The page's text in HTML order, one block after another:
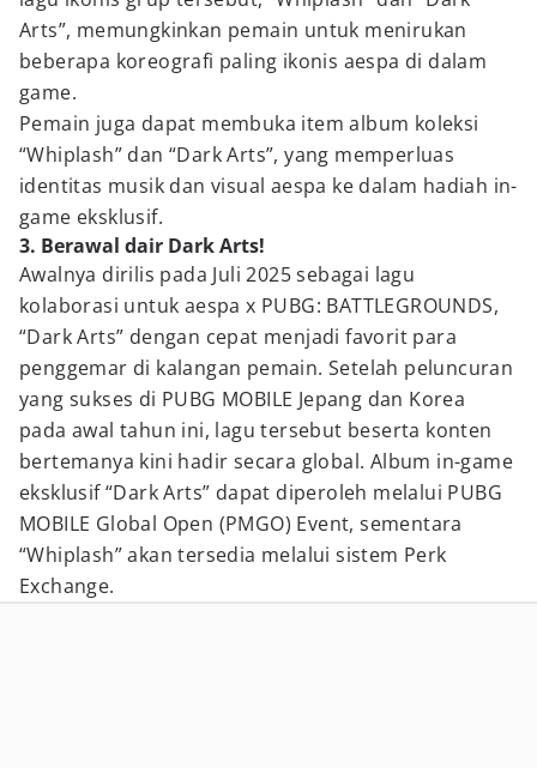
Arts”, memungkinkan pemain untuk menirukan
beberapa koreografi paling ikonis aespa di dalam
game.
Pemain juga dapat membuka item album koleksi
“Whiplash” dan “Dark Arts”, yang memperluas
identitas musik dan visual aespa ke dalam hadiah in-
game eksklusif.
3. Berawal dair Dark Arts!
Awalnya dirilis pada Juli 2025 sebagai lagu
kolaborasi untuk aespa x PUBG: BATTLEGROUNDS,
“Dark Arts” dengan cepat menjadi favorit para
penggemar di kalangan pemain. Setelah peluncuran
yang sukses di PUBG MOBILE Jepang dan Korea
pada awal tahun ini, lagu tersebut beserta konten
bertemanya kini hadir secara global. Album in-game
eksklusif “Dark Arts” dapat diperoleh melalui PUBG
MOBILE Global Open (PMGO) Event, sementara
“Whiplash” akan tersedia melalui sistem Perk
Exchange.